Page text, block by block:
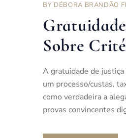
BY DÉBORA BRANDÃO
Sobre
A gratuidade de
um processo/custas,
como verdadeira a
provas convincentes